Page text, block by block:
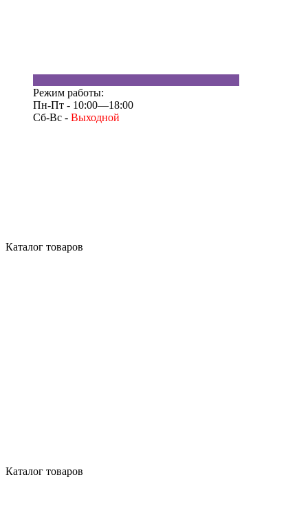
Режим работы:
Пн-Пт - 10:00—18:00
Сб-Вс - Выходной
Каталог товаров
Каталог товаров